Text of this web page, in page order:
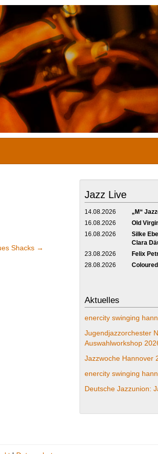
Shacks →
Jazz Live
14.08.2026
„M“
16.08.2026
Old
16.08.2026
Silke
Clara
23.08.2026
Felix
28.08.2026
Aktuelles
enercity swinging
Jugendjazzorchester
Auswahlworkshop
Jazzwoche Hannover
enercity swinging
Deutsche Jazzunion: